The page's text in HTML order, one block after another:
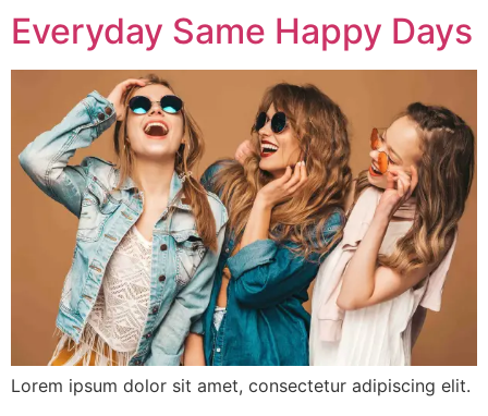
Everyday Same Happy Days
Lorem ipsum dolor sit amet, consectetur adipiscing elit.